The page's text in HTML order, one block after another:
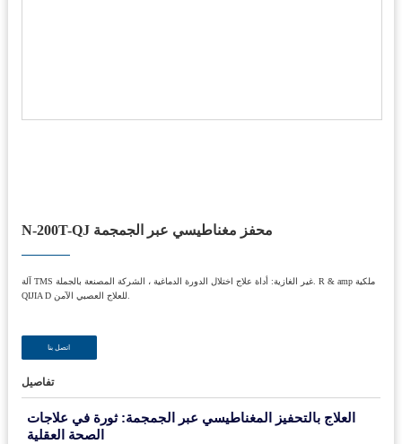
N-200T-QJ محفز مغناطيسي عبر الجمجمة
آلة TMS غير الغازية: أداة علاج اختلال الدورة الدماغية ، الشركة المصنعة بالجملة. R & amp ملكية
اتصل بنا
تفاصيل
العلاج بالتحفيز المغناطيسي عبر الجمجمة: ثورة في علاجات
الصحة العقلية